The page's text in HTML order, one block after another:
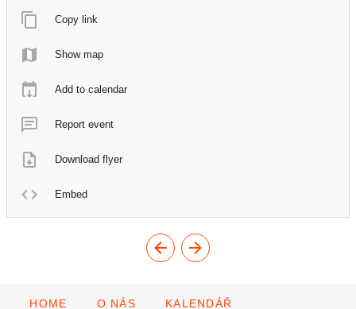
Copy link
Show map
Add to calendar
Report event
Download flyer
Embed
HOME O NÁS KALENDÁŘ